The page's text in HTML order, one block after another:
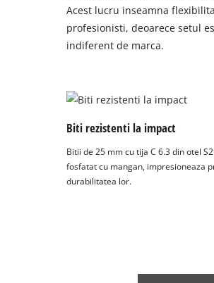
Acest lucru inseamna
profesionisti, deoarece setul
indiferent de marca.
Biti rezistenti la impact
Bitii de 25 mm cu tija C 6.3 din otel
fosfatat cu mangan, impresioneaza
durabilitatea lor.